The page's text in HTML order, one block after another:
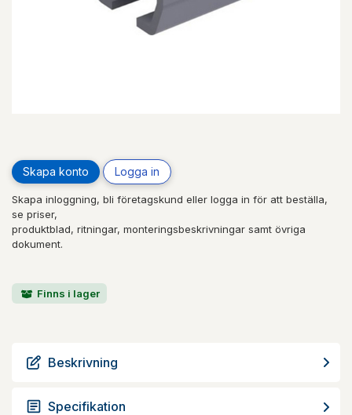
Skapa konto Logga in
Skapa inloggning, bli företagskund eller logga in för att beställa,
se priser,
produktblad, ritningar, monteringsbeskrivningar samt övriga
dokument.
Finns i lager
Beskrivning
Specifikation